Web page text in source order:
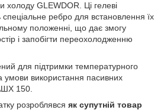
холоду GLEWDOR. Ці гелеві
ребро для встановлення їх
положенні, що дає змогу
і запобігти переохолодженню
для підтримки температурного
використання пасивних
150.
розроблявся як супутній товар